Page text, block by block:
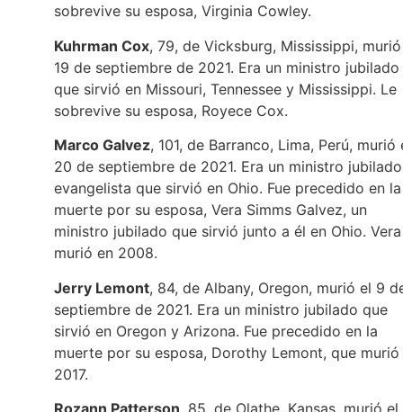
sobrevive su esposa, Virginia Cowley.
Kuhrman Cox, 79, de Vicksburg, Mississippi,
19 de septiembre de 2021. Era un ministro jubilado
que sirvió en Missouri, Tennessee y Mississippi. Le
sobrevive su esposa, Royece Cox.
Marco Galvez, 101, de Barranco, Lima, Perú, murió
20 de septiembre de 2021. Era un ministro
evangelista que sirvió en Ohio. Fue precedido en la
muerte por su esposa, Vera Simms Galvez, un
ministro jubilado que sirvió junto a él en Ohio. Vera
murió en 2008.
Jerry Lemont, 84, de Albany, Oregon, murió el 9
septiembre de 2021. Era un ministro jubilado que
sirvió en Oregon y Arizona. Fue precedido en la
muerte por su esposa, Dorothy Lemont, que murió
2017.
Rozann Patterson, 85, de Olathe, Kansas, murió el